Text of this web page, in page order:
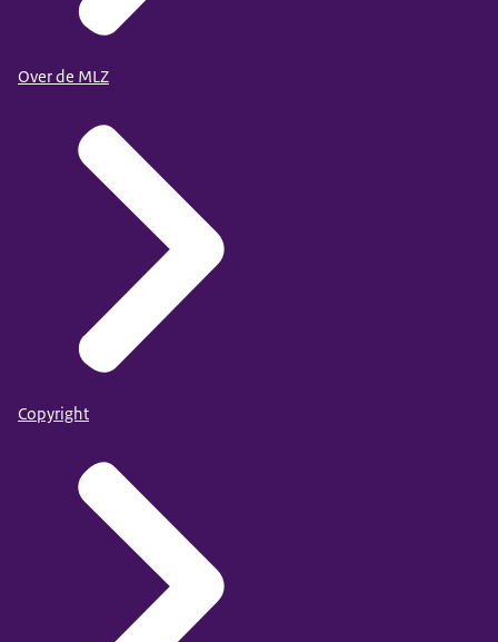
Over de MLZ
Copyright